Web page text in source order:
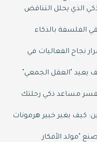
الذي يحلل التناقض
الفلسفة بالذكاء
نجاح الفعاليات في
يعيد "العقل الجمعي"
مساعد ذكي رحلتك
كيف يغير خبير هرمونات
"مولد الأفكار